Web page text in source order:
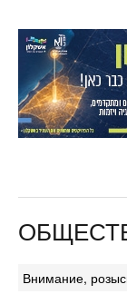
Внимание,